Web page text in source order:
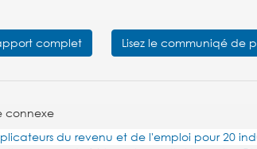
complet Lisez le communiqé de
connexe
du revenu et de l'emploi pour 20